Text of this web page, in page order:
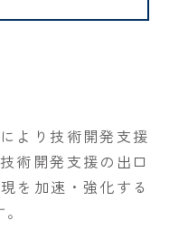
より技術開発支援
術開発支援の出口
を加速・強化する